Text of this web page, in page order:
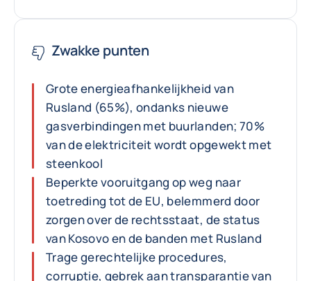
Zwakke punten
Grote energieafhankelijkheid van
Rusland (65%), ondanks nieuwe
gasverbindingen met buurlanden; 70%
van de elektriciteit wordt opgewekt met
steenkool
Beperkte vooruitgang op weg naar
toetreding tot de EU, belemmerd door
zorgen over de rechtsstaat, de status
van Kosovo en de banden met Rusland
Trage gerechtelijke procedures,
corruptie, gebrek aan transparantie van